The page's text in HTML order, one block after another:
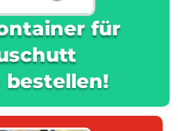
für
bestellen!